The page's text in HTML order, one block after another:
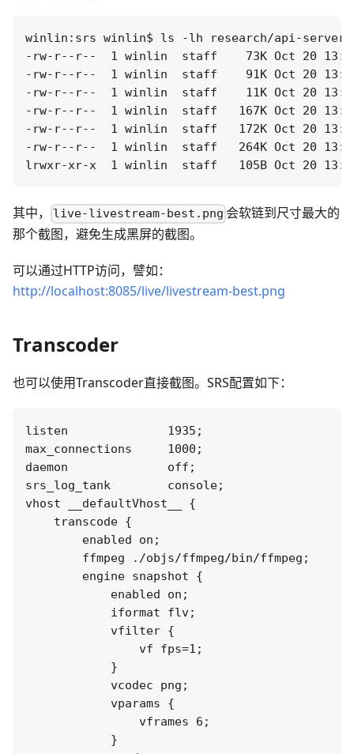
winlin:srs winlin$ ls -lh research/api-
-rw-r--r--  1 winlin  staff    73K Oct 20 13:35
-rw-r--r--  1 winlin  staff    91K Oct 20 13:35
-rw-r--r--  1 winlin  staff    11K Oct 20 13:35
-rw-r--r--  1 winlin  staff   167K Oct 20 13:35
-rw-r--r--  1 winlin  staff   172K Oct 20 13:35
-rw-r--r--  1 winlin  staff   264K Oct 20 13:35
其中， live-livestream-best.png 会软链到尺寸最大的
那个截图，避免生成黑屏的截图。
可以通过HTTP访问，譬如：
http://localhost:8085/live/livestream-best.png
Transcoder
也可以使用Transcoder直接截图。SRS配置如下：
listen              1935;
max_connections     1000;
daemon              off;
srs_log_tank        console;
vhost __defaultVhost__ {
    transcode {
        enabled on;
        ffmpeg ./objs/ffmpeg/bin/ffmpeg;
        engine snapshot {
            enabled on;
            iformat flv;
            vfilter {
                vf fps=1;
            }
            vcodec png;
            vparams {
                vframes 6;
            }